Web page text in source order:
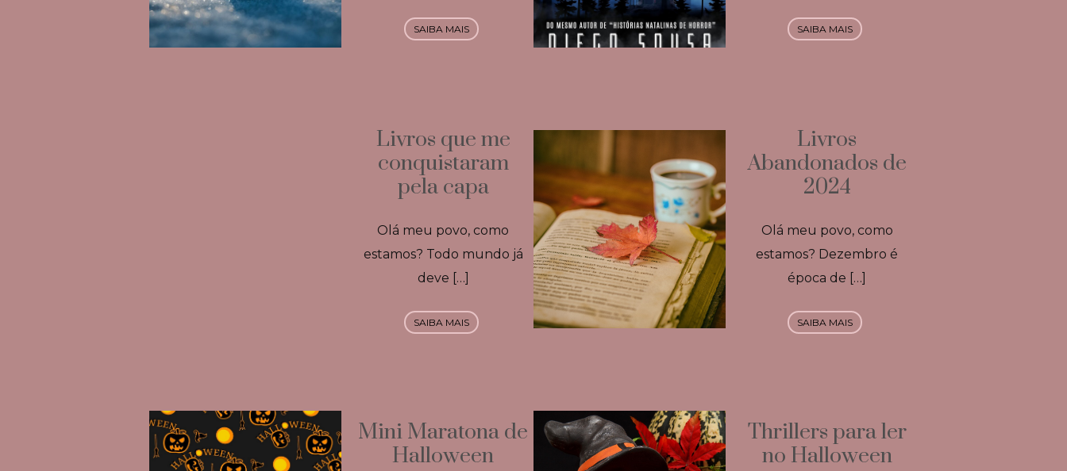
SAIBA MAIS SAIBA MAIS
Livros que me
conquistaram
pela capa
Olá meu povo, como
estamos? Todo mundo já
deve […]
SAIBA MAIS
Livros
Abandonados de
2024
Olá meu povo, como
estamos? Dezembro é
época de […]
SAIBA MAIS
Mini Maratona de
Halloween
Thrillers para ler
no Halloween